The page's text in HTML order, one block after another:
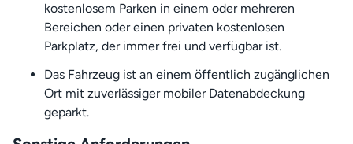
kostenlosem Parken in einem oder mehreren
Bereichen oder einen privaten kostenlosen
Parkplatz, der immer frei und verfügbar ist.
Das Fahrzeug ist an einem öffentlich zugänglichen
Ort mit zuverlässiger mobiler Datenabdeckung
geparkt.